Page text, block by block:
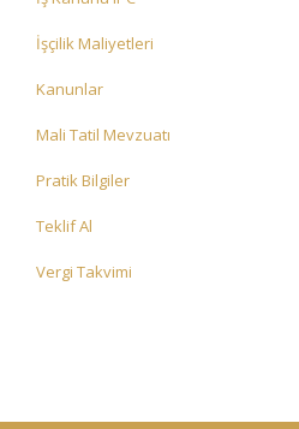
İşçilik Maliyetleri
Kanunlar
Mali Tatil Mevzuatı
Pratik Bilgiler
Teklif Al
Vergi Takvimi